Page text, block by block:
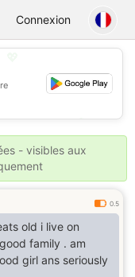
Connexion
💕
- visibles aux
0.5
old i live on
family . am
girl ans seriously